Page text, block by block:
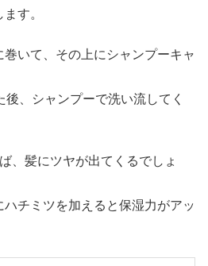
す。
いて、その上にシャンプーキャ
、シャンプーで洗い流してく
、髪にツヤが出てくるでしょ
ハチミツを加えると保湿力がアッ